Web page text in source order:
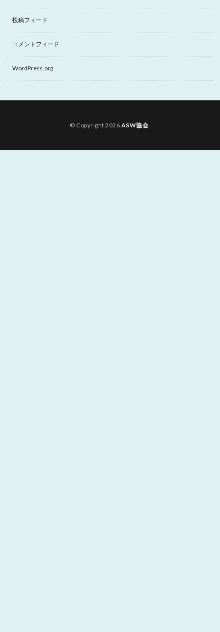
投稿フィード
コメントフィード
WordPress.org
© Copyright 2026 ASW協会